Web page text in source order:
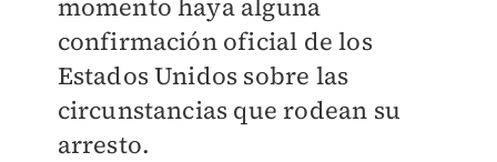
confirmación oficial de los
Estados Unidos sobre las
circunstancias que rodean su
arresto.